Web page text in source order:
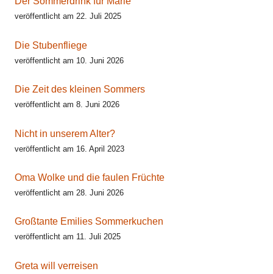
veröffentlicht am 22. Juli 2025
Die Stubenfliege
veröffentlicht am 10. Juni 2026
Die Zeit des kleinen Sommers
veröffentlicht am 8. Juni 2026
Nicht in unserem Alter?
veröffentlicht am 16. April 2023
Oma Wolke und die faulen Früchte
veröffentlicht am 28. Juni 2026
Großtante Emilies Sommerkuchen
veröffentlicht am 11. Juli 2025
Greta will verreisen